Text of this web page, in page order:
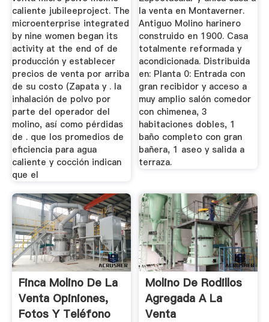
caliente jubileeproject. The
microenterprise integrated
by nine women began its
activity at the end of de
producción y establecer
precios de venta por arriba
de su costo (Zapata y . la
inhalación de polvo por
parte del operador del
molino, así como pérdidas
de . que los promedios de
eficiencia para agua
caliente y cocción indican
que el
la venta en Montaverner.
Antiguo Molino harinero
construido en 1900. Casa
totalmente reformada y
acondicionada. Distribuida
en: Planta 0: Entrada con
gran recibidor y acceso a
muy amplio salón comedor
con chimenea, 3
habitaciones dobles, 1
baño completo con gran
bañera, 1 aseo y salida a
terraza.
Finca Molino De La
Venta Opiniones,
Fotos Y Teléfono
Molino De Rodillos
Agregada A La
Venta